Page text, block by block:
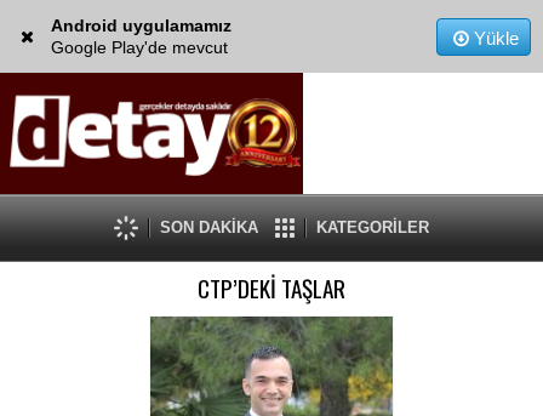
Android uygulamamız
Google Play'de mevcut
Yükle
SON DAKİKA KATEGORİLER
CTP’DEKİ TAŞLAR